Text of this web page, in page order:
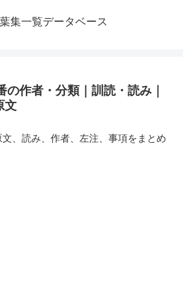
集一覧データベース
の作者・分類｜訓読・読み｜
文
、読み、作者、左注、事項をまとめ